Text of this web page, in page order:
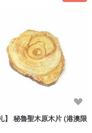
】 秘魯聖木原木片 (港澳限